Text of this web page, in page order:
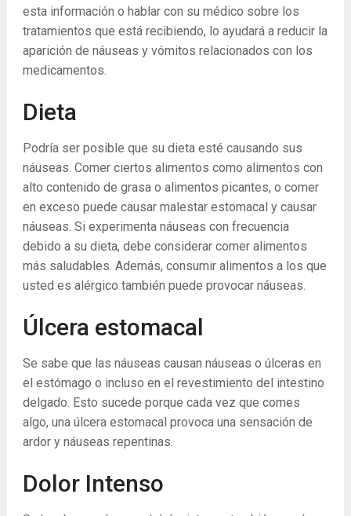
esta información o hablar con su médico sobre los
tratamientos que está recibiendo, lo ayudará a reducir la
aparición de náuseas y vómitos relacionados con los
medicamentos.
Dieta
Podría ser posible que su dieta esté causando sus
náuseas. Comer ciertos alimentos como alimentos con
alto contenido de grasa o alimentos picantes, o comer
en exceso puede causar malestar estomacal y causar
náuseas. Si experimenta náuseas con frecuencia
debido a su dieta, debe considerar comer alimentos
más saludables. Además, consumir alimentos a los que
usted es alérgico también puede provocar náuseas.
Úlcera estomacal
Se sabe que las náuseas causan náuseas o úlceras en
el estómago o incluso en el revestimiento del intestino
delgado. Esto sucede porque cada vez que comes
algo, una úlcera estomacal provoca una sensación de
ardor y náuseas repentinas.
Dolor Intenso